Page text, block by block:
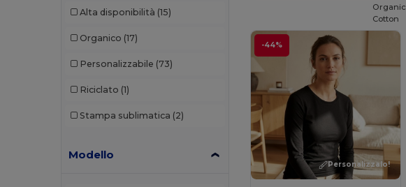
Et si on l'appelait Francis
Alta disponibilità (15)
Organico (17)
Personalizzabile (73)
Riciclato (1)
Stampa sublimatica (2)
Modello
-44%
Personalizzalo!
Organic
Cotton